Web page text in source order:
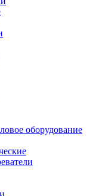
оборудование